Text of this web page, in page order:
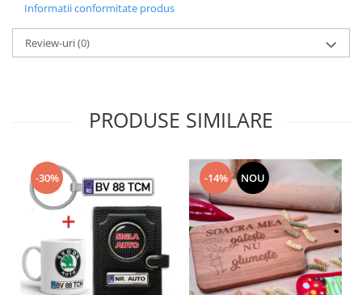
Informatii conformitate produs
Review-uri(0)
PRODUSE SIMILARE
-30% -14% NOU